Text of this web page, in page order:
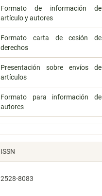
Formato de información de
artículo y autores
Formato carta de cesión de
derechos
Presentación sobre envíos de
artículos
Formato para información de
autores
ISSN
2528-8083